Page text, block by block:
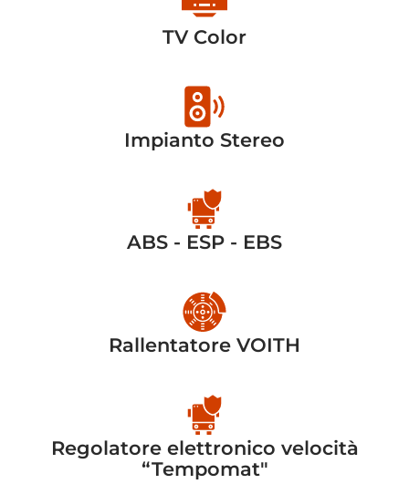
TV Color
Impianto Stereo
ABS - ESP - EBS
Rallentatore VOITH
Regolatore elettronico velocità
“Tempomat"